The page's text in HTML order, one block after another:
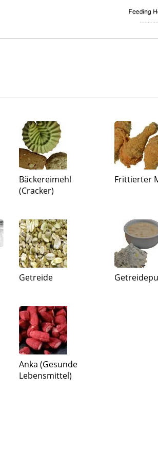
Bäckereimehl
(Cracker)
Frittierter
Getreide
Anka (Gesunde
Lebensmittel)